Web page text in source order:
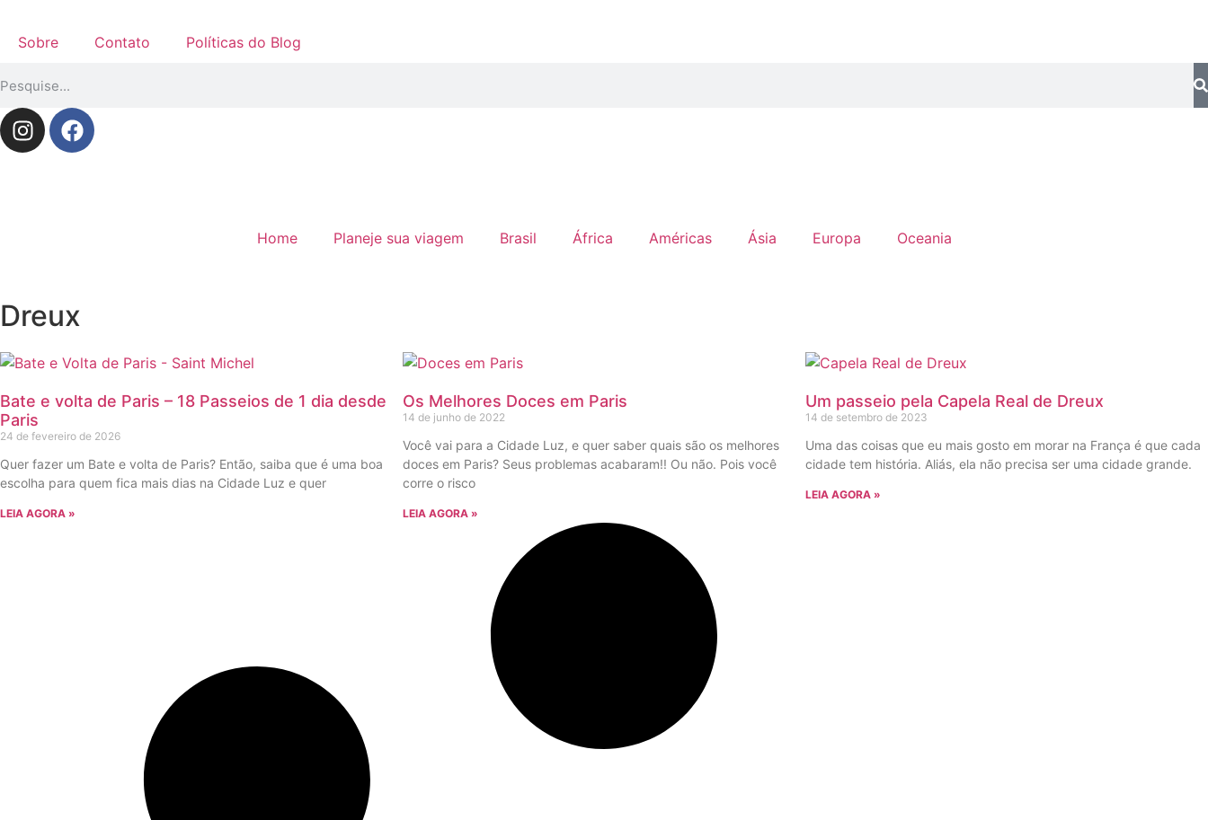
Sobre Contato Políticas do Blog
Home Planeje sua viagem Brasil África Américas Ásia Europa Oceania
Dreux
Bate e volta de Paris – 18 Passeios de 1 dia desde
Paris
24 de fevereiro de 2026
Quer fazer um Bate e volta de Paris? Então, saiba que é uma boa
escolha para quem fica mais dias na Cidade Luz e quer
LEIA AGORA »
Os Melhores Doces em Paris
14 de junho de 2022
Você vai para a Cidade Luz, e quer saber quais são os melhores
doces em Paris? Seus problemas acabaram!! Ou não. Pois você
corre o risco
LEIA AGORA »
Um passeio pela Capela Real de Dreux
14 de setembro de 2023
Uma das coisas que eu mais gosto em morar na França é que cada
cidade tem história. Aliás, ela não precisa ser uma cidade grande.
LEIA AGORA »